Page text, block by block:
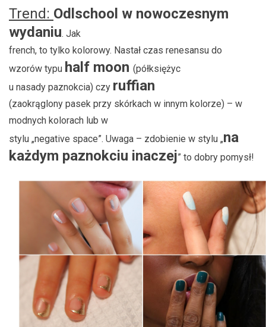
Trend: Odlschool w nowoczesnym
wydaniu. Jak
french, to tylko kolorowy. Nastał czas renesansu do
wzorów typu half moon (półksiężyc
u nasady paznokcia) czy ruffian
(zaokrąglony pasek przy skórkach w innym kolorze) – w
modnych kolorach lub w
stylu „negative space”. Uwaga – zdobienie w stylu „na
każdym paznokciu inaczej” to dobry pomysł!